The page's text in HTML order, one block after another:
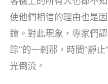
使他們相信的理由也是
鐘。對此現象，專家們
踪”的一剎那，時間”靜
光倒流。